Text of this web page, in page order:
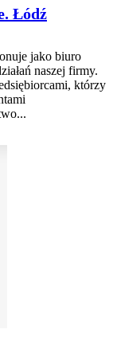
Łódź
jako biuro
naszej firmy.
którzy